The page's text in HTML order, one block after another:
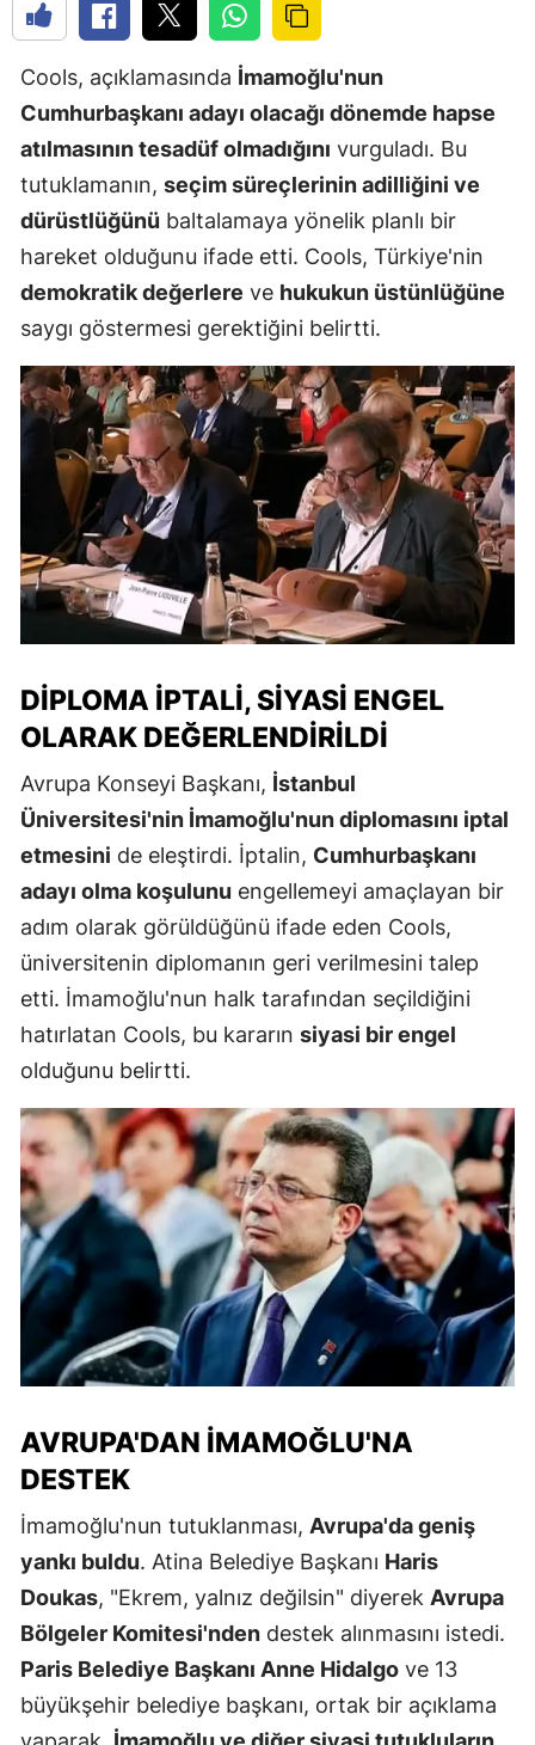
Cools, açıklamasında İmamoğlu'nun
Cumhurbaşkanı adayı olacağı dönemde hapse
atılmasının tesadüf olmadığını vurguladı. Bu
tutuklamanın, seçim süreçlerinin adilliğini ve
dürüstlüğünü baltalamaya yönelik planlı bir
hareket olduğunu ifade etti. Cools, Türkiye'nin
demokratik değerlere ve hukukun üstünlüğüne
saygı göstermesi gerektiğini belirtti.
DIPLOMA İPTALI, SIYASI ENGEL
OLARAK DEĞERLENDIRILDI
Avrupa Konseyi Başkanı, İstanbul
Üniversitesi'nin İmamoğlu'nun diplomasını iptal
etmesini de eleştirdi. İptalin, Cumhurbaşkanı
adayı olma koşulunu engellemeyi amaçlayan bir
adım olarak görüldüğünü ifade eden Cools,
üniversitenin diplomanın geri verilmesini talep
etti. İmamoğlu'nun halk tarafından seçildiğini
hatırlatan Cools, bu kararın siyasi bir engel
olduğunu belirtti.
AVRUPA'DAN İMAMOĞLU'NA
DESTEK
İmamoğlu'nun tutuklanması, Avrupa'da geniş
yankı buldu. Atina Belediye Başkanı Haris
Doukas, "Ekrem, yalnız değilsin" diyerek Avrupa
Bölgeler Komitesi'nden destek alınmasını istedi.
Paris Belediye Başkanı Anne Hidalgo ve 13
büyükşehir belediye başkanı, ortak bir açıklama